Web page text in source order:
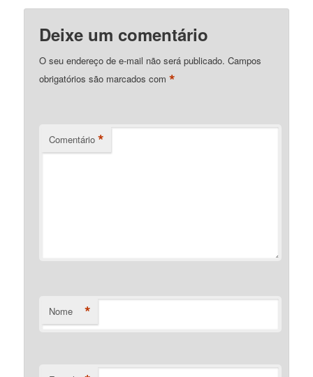
Deixe um comentário
O seu endereço de e-mail não será publicado. Campos
obrigatórios são marcados com*
Comentário *
Nome *